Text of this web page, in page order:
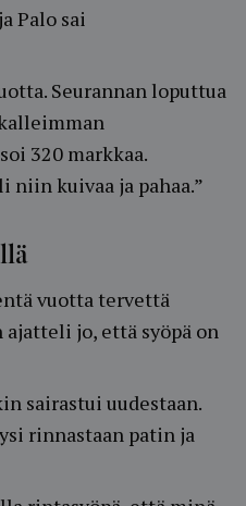
Palo sai
Seurannan loputtua
320 markkaa.
niin kuivaa ja pahaa.”
vuotta tervettä
jo, että syöpä on
sairastui uudestaan.
rinnastaan patin ja